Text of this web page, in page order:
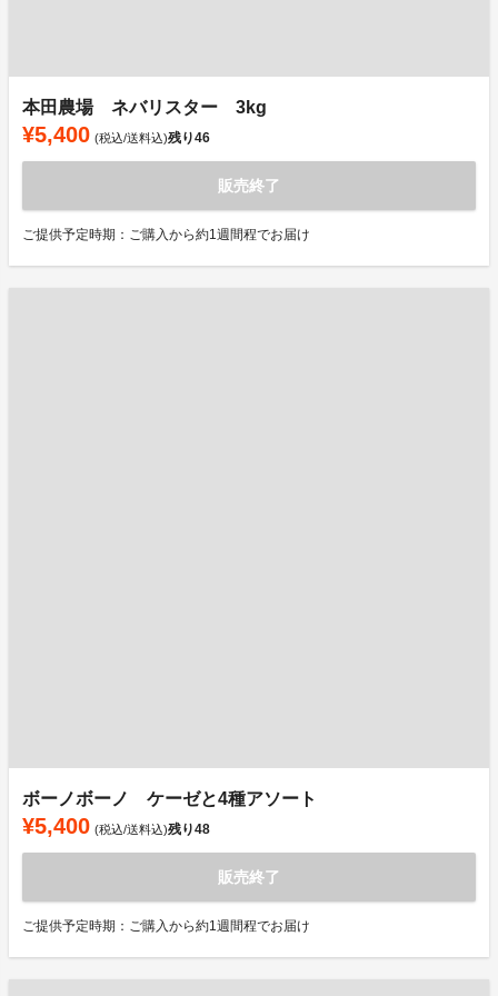
本田農場 ネバリスター 3kg
¥5,400 (税込/送料込)残り46
販売終了
ご提供予定時期：ご購入から約1週間程でお届け
ボーノボーノ ケーゼと4種アソート
¥5,400 (税込/送料込)残り48
販売終了
ご提供予定時期：ご購入から約1週間程でお届け